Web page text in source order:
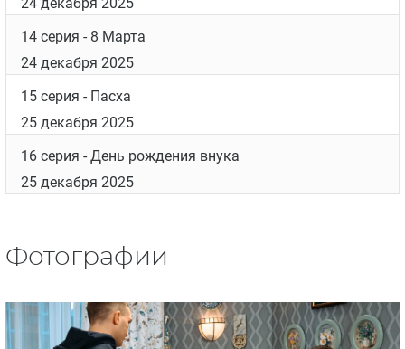
24 декабря 2025
14 серия - 8 Марта
24 декабря 2025
15 серия - Пасха
25 декабря 2025
16 серия - День рождения внука
25 декабря 2025
Фотографии